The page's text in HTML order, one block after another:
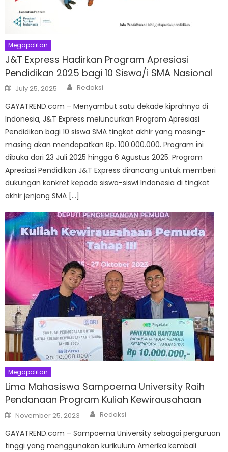
Megapolitan
J&T Express Hadirkan Program Apresiasi
Pendidikan 2025 bagi 10 Siswa/i SMA Nasional
Posted
on
July 25, 2025 Author
Redaksi
GAYATREND.com – Menyambut satu dekade kiprahnya di
Indonesia, J&T Express meluncurkan Program Apresiasi
Pendidikan bagi 10 siswa SMA tingkat akhir yang masing-
masing akan mendapatkan Rp. 100.000.000. Program ini
dibuka dari 23 Juli 2025 hingga 6 Agustus 2025. Program
Apresiasi Pendidikan J&T Express dirancang untuk memberi
dukungan konkret kepada siswa-siswi Indonesia di tingkat
akhir jenjang SMA […]
Megapolitan
Lima Mahasiswa Sampoerna University Raih
Pendanaan Program Kuliah Kewirausahaan
Posted
on
November 25, 2023 Author
Redaksi
GAYATREND.com – Sampoerna University sebagai perguruan
tinggi yang menggunakan kurikulum Amerika kembali